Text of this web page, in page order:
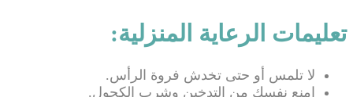
تعليمات الرعاية المنزلية:
لا تلمس أو حتى تخدش فروة الرأس.
امنع نفسك من التدخين وشرب الكحول.